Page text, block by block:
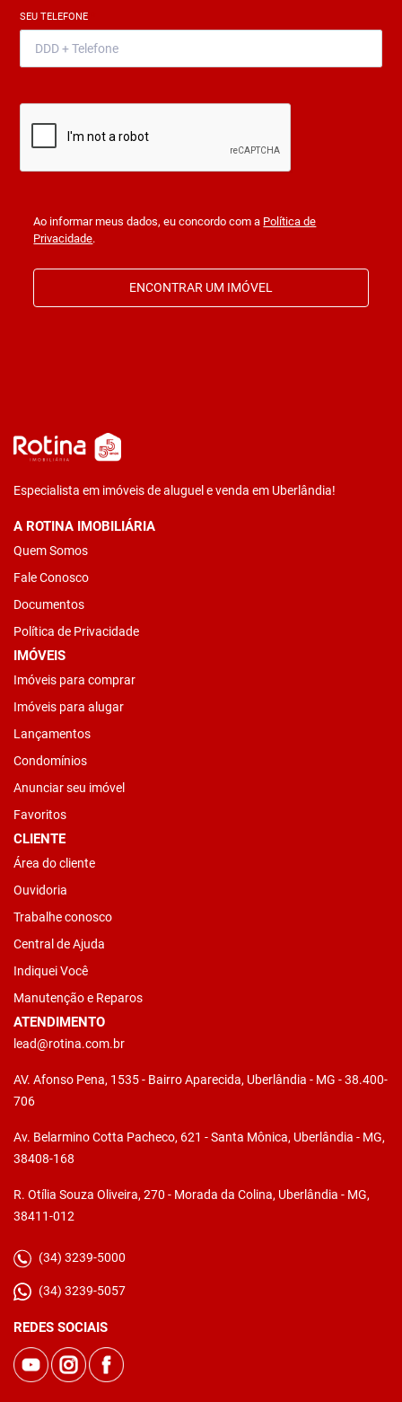
SEU TELEFONE
Ao informar meus dados, eu concordo com a Política de
Privacidade.
ENCONTRAR UM IMÓVEL
Especialista em imóveis de aluguel e venda em Uberlândia!
A ROTINA IMOBILIÁRIA
Quem Somos
Fale Conosco
Documentos
Política de Privacidade
IMÓVEIS
Imóveis para comprar
Imóveis para alugar
Lançamentos
Condomínios
Anunciar seu imóvel
Favoritos
CLIENTE
Área do cliente
Ouvidoria
Trabalhe conosco
Central de Ajuda
Indiquei Você
Manutenção e Reparos
ATENDIMENTO
lead@rotina.com.br
AV. Afonso Pena, 1535 - Bairro Aparecida, Uberlândia - MG - 38.400-
706
Av. Belarmino Cotta Pacheco, 621 - Santa Mônica, Uberlândia - MG,
38408-168
R. Otília Souza Oliveira, 270 - Morada da Colina, Uberlândia - MG,
38411-012
(34) 3239-5000
(34) 3239-5057
REDES SOCIAIS